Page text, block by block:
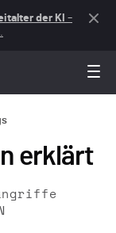
der KI –
erklärt